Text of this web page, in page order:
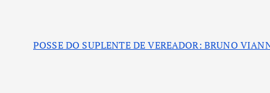
POSSE DO SUPLENTE DE VEREADOR: BRUNO